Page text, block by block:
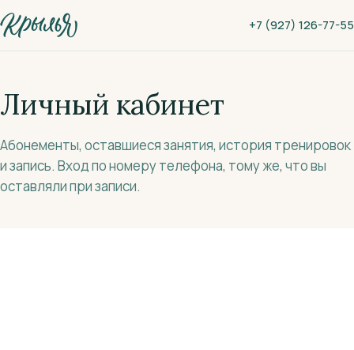
К основному содержанию
+7 (927) 126-77-55
Личный кабинет
Абонементы, оставшиеся занятия, история тренировок
и запись. Вход по номеру телефона, тому же, что вы
оставляли при записи.